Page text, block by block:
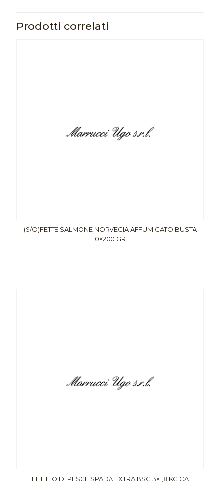
Prodotti correlati
(S/O)FETTE SALMONE NORVEGIA AFFUMICATO BUSTA
10×200 GR.
FILETTO DI PESCE SPADA EXTRA BSG 3×1,8 KG CA